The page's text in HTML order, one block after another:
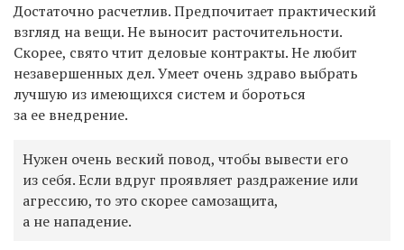
Достаточно расчетлив. Предпочитает практический
взгляд на вещи. Не выносит расточительности.
Скорее, свято чтит деловые контракты. Не любит
незавершенных дел. Умеет очень здраво выбрать
лучшую из имеющихся систем и бороться
за ее внедрение.
Нужен очень веский повод, чтобы вывести его
из себя. Если вдруг проявляет раздражение или
агрессию, то это скорее самозащита,
а не нападение.